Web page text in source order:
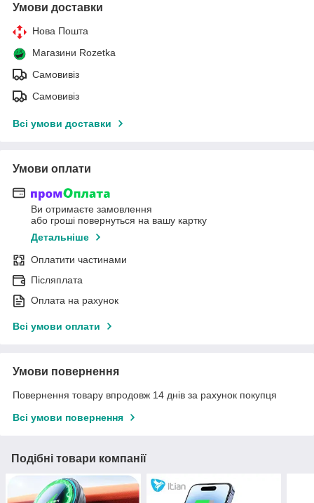
Умови доставки
Нова Пошта
Магазини Rozetka
Самовивіз
Самовивіз
Всі умови доставки
Умови оплати
Ви отримаєте замовлення
або гроші повернуться на вашу картку
Детальніше
Оплатити частинами
Післяплата
Оплата на рахунок
Всі умови оплати
Умови повернення
Повернення товару впродовж 14 днів за рахунок покупця
Всі умови повернення
Подібні товари компанії